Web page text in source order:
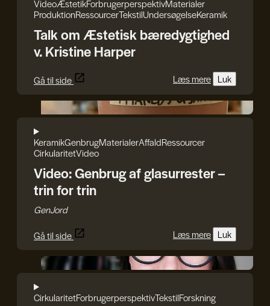
VideoÆstetikForbrugerperspektivMaterialer
ProduktionRessourcerTekstilUndersøgelseKeramik
Talk om Æstetisk bæredygtighed
v. Kristine Harper
Gå til side Læs mere Luk
KeramikGenbrugMaterialerAffaldRessourcer
CirkularitetVideo
Video: Genbrug af glasurrester –
trin for trin
GenJord
Gå til side
Læs mere Luk
Iryna Kucher
CirkularitetForbrugerperspektivTekstilForskning